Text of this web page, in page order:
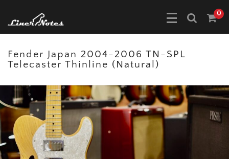
0
Fender Japan 2004-2006 TN-SPL
Telecaster Thinline (Natural)